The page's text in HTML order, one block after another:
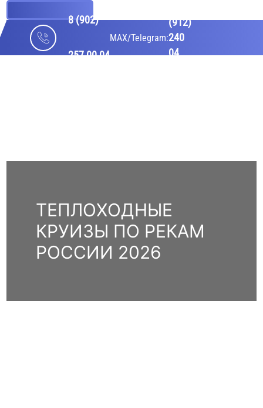
8 (902)
257 00 04
МАХ/Telegram:
(912)
240
04
ТЕПЛОХОДНЫЕ
КРУИЗЫ ПО РЕКАМ
РОССИИ 2026